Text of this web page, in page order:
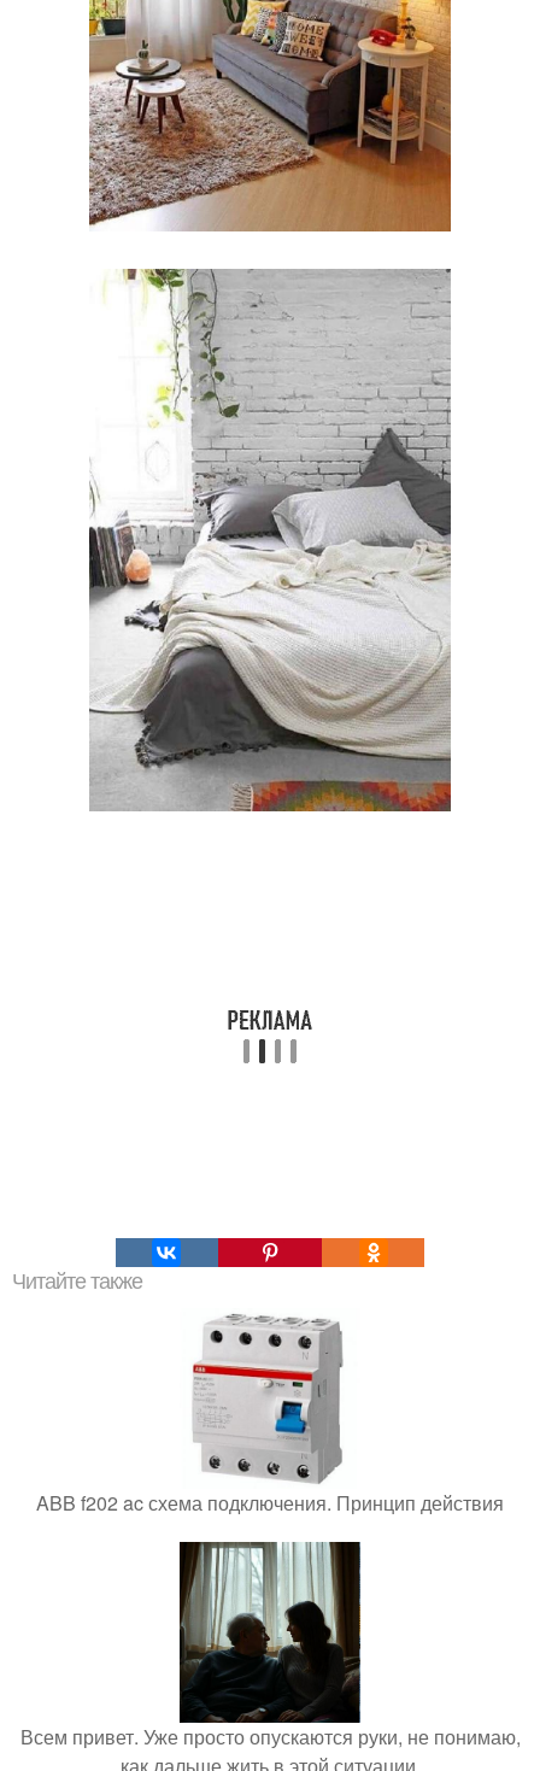
Читайте также
ABB f202 ac схема подключения. Принцип действия
Всем привет. Уже просто опускаются руки, не понимаю,